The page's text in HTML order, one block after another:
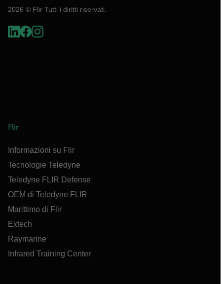
2026 © Flir Tutti i diritti riservati.
Flir
Informazioni su Flir
Tecnologie Teledyne
Teledyne FLIR Defense
OEM di Teledyne FLIR
Marittimo di Flir
Extech
Raymarine
Infrared Training Center